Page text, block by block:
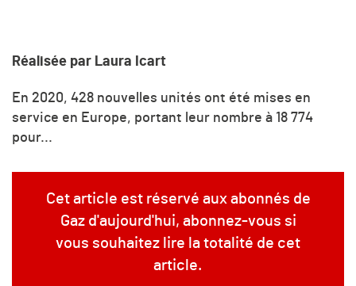
Réalisée par Laura Icart
En 2020, 428 nouvelles unités ont été mises en
service en Europe, portant leur nombre à 18 774
pour...
Cet article est réservé aux abonnés de
Gaz d'aujourd'hui, abonnez-vous si
vous souhaitez lire la totalité de cet
article.